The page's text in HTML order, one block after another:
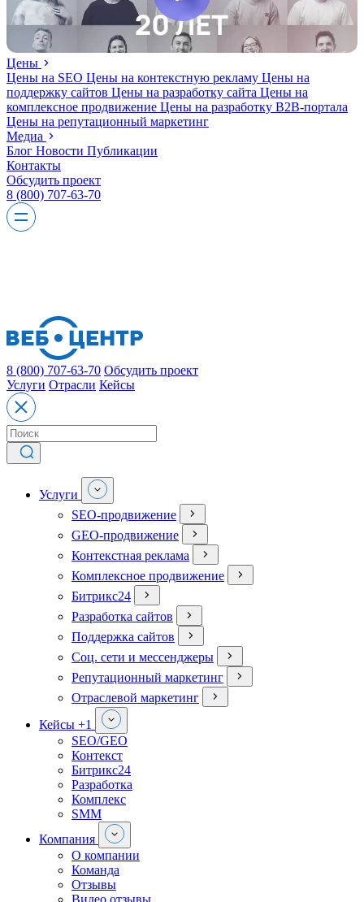
Цены
Цены на SEO Цены на контекстную рекламу Цены на
поддержку сайтов Цены на разработку сайта Цены на
комплексное продвижение Цены на разработку В2В-портала
Цены на репутационный маркетинг
Медиа
Блог Новости Публикации
Контакты
Обсудить проект
8 (800) 707-63-70
8 (800) 707-63-70 Обсудить проект
Услуги Отрасли Кейсы
Услуги
SEO-продвижение
GEO-продвижение
Контекстная реклама
Комплексное продвижение
Битрикс24
Разработка сайтов
Поддержка сайтов
Соц. сети и мессенджеры
Репутационный маркетинг
Отраслевой маркетинг
Кейсы +1
SEO/GEO
Контекст
Битрикс24
Разработка
Комплекс
SMM
Компания
О компании
Команда
Отзывы
Видео отзывы